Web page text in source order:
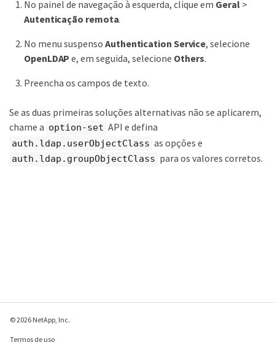
No painel de navegação à esquerda, clique em Geral>
Autenticação remota.
No menu suspenso Authentication Service, selecione
OpenLDAP e, em seguida, selecione Others.
Preencha os campos de texto.
Se as duas primeiras soluções alternativas não se aplicarem,
chame a option-set API e defina
auth.ldap.userObjectClass as opções e
auth.ldap.groupObjectClass para os valores corretos.
© 2026 NetApp, Inc.
Termos de uso